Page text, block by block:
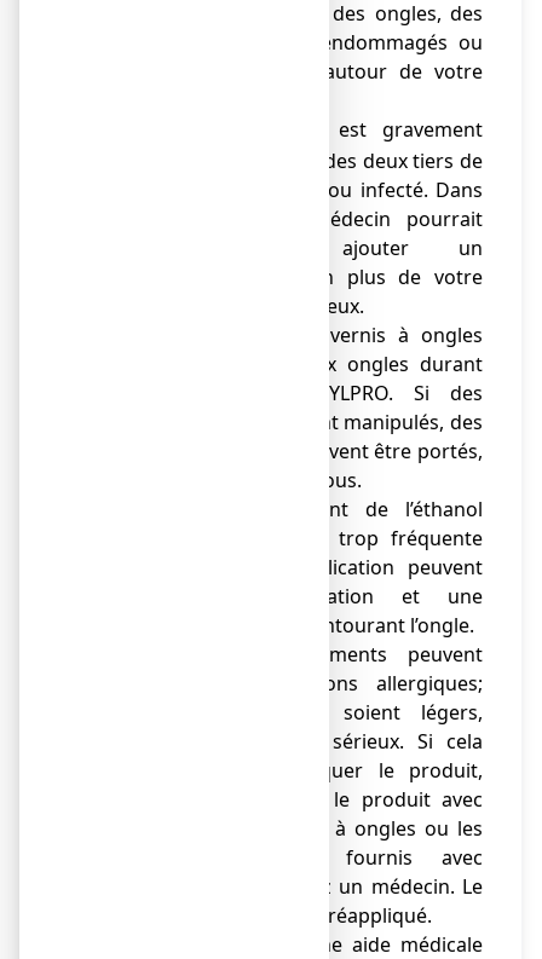
douleur au niveau des ongles, des
ongles déformés/endommagés ou
d’autre anomalie autour de votre
si votre ongle est gravement
endommagé (plus des deux tiers de
l’ongle est atteint) ou infecté. Dans
ces cas, votre médecin pourrait
éventuellement ajouter un
traitement oral en plus de votre
vernis médicamenteux.
● Ne pas utiliser de vernis à ongles
cosmétique ni des faux ongles durant
l’utilisation de LOCERYLPRO. Si des
solvants organiques sont manipulés, des
gants imperméables doivent être portés,
sinon le vernis sera dissous.
● Ce produit contient de l’éthanol
(alcool). Une utilisation trop fréquente
ou une mauvaise application peuvent
provoquer une irritation et une
sécheresse de la peau entourant l’ongle.
● Tous les médicaments peuvent
provoquer des réactions allergiques;
bien que la plupart soient légers,
certains peuvent être sérieux. Si cela
arrive, arrêtez d'appliquer le produit,
retirez immédiatement le produit avec
un dissolvant de vernis à ongles ou les
tampons nettoyants fournis avec
l'emballage et consultez un médecin. Le
produit ne doit pas être réappliqué.
Vous devez recevoir une aide médicale